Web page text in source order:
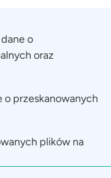
o
oraz
o przeskanowanych
plików na